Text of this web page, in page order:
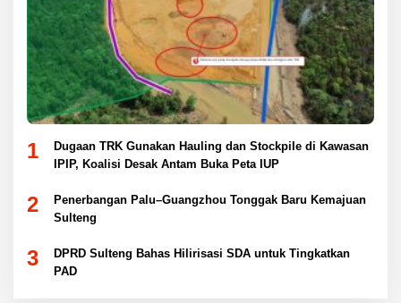
1
Dugaan TRK Gunakan Hauling dan Stockpile di Kawasan
IPIP, Koalisi Desak Antam Buka Peta IUP
2
Penerbangan Palu–Guangzhou Tonggak Baru Kemajuan
Sulteng
3
DPRD Sulteng Bahas Hilirisasi SDA untuk Tingkatkan
PAD